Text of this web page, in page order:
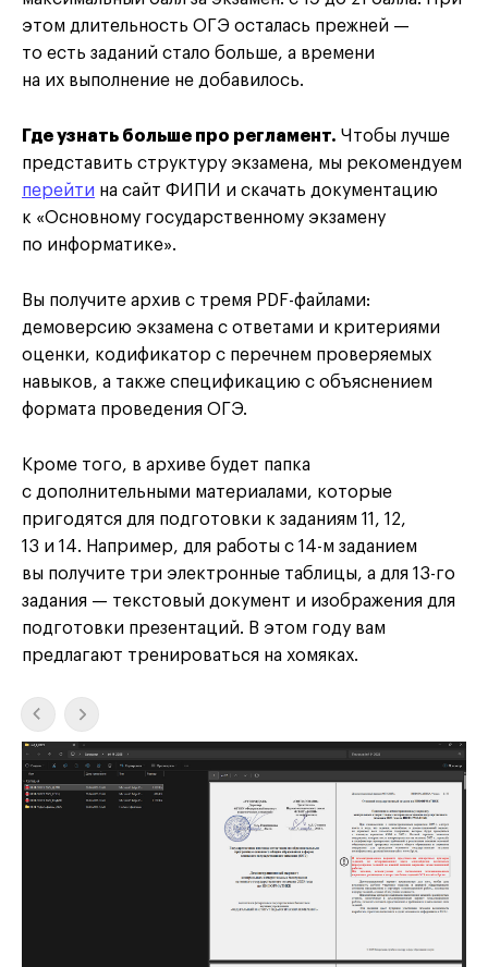
этом длительность ОГЭ осталась прежней —
то есть заданий стало больше, а времени
на их выполнение не добавилось.
Где узнать больше про регламент. Чтобы лучше
представить структуру экзамена, мы рекомендуем
перейти на сайт ФИПИ и скачать документацию
к «Основному государственному экзамену
по информатике».
Вы получите архив с тремя PDF-файлами:
демоверсию экзамена с ответами и критериями
оценки, кодификатор с перечнем проверяемых
навыков, а также спецификацию с объяснением
формата проведения ОГЭ.
Кроме того, в архиве будет папка
с дополнительными материалами, которые
пригодятся для подготовки к заданиям 11, 12,
13 и 14. Например, для работы с 14-м заданием
вы получите три электронные таблицы, а для 13-го
задания — текстовый документ и изображения для
подготовки презентаций. В этом году вам
предлагают тренироваться на хомяках.